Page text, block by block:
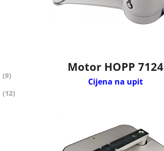
Motor HOPP 7124
Cijena na upit
9
12